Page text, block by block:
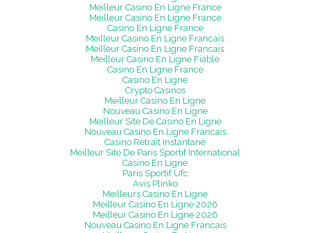
Meilleur Casino En Ligne France
Meilleur Casino En Ligne France
Casino En Ligne France
Meilleur Casino En Ligne Francais
Meilleur Casino En Ligne Francais
Meilleur Casino En Ligne Fiable
Casino En Ligne France
Casino En Ligne
Crypto Casinos
Meilleur Casino En Ligne
Nouveau Casino En Ligne
Meilleur Site De Casino En Ligne
Nouveau Casino En Ligne Francais
Casino Retrait Instantané
Meilleur Site De Paris Sportif International
Casino En Ligne
Paris Sportif Ufc
Avis Plinko
Meilleurs Casino En Ligne
Meilleur Casino En Ligne 2026
Meilleur Casino En Ligne 2026
Nouveau Casino En Ligne Francais